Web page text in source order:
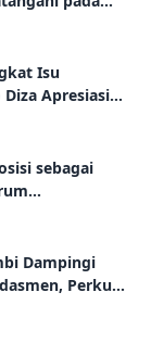
ke-9 Tahun
Isu
Apresiasi
sebagai
2026
Dampingi
Perkuat
Emas 2045